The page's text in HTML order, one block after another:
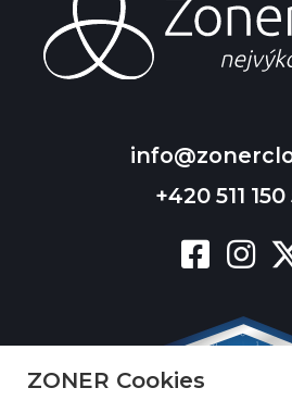
+420 511
ZONER Cookies